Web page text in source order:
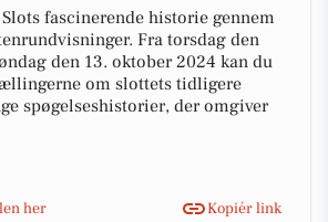
fascinerende historie gennem
Fra torsdag den
den 13. oktober 2024 kan du
om slottets tidligere
spøgelseshistorier, der omgiver
her
Kopiér link